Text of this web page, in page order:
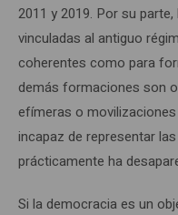
2011 y 2019. Por su
vinculadas al antiguo
coherentes como para
demás formaciones son
efímeras o
incapaz de representar
prácticamente ha
Si la democracia es un